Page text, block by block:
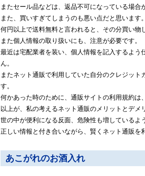
またセール品などは、返品不可になっている場合
また、買いすぎてしまうのも悪い点だと思います。
何円以上で送料無料と言われると、その分買い物
また個人情報の取り扱いにも、注意が必要です。
最近は宅配業者を装い、個人情報を記入するよ
ん。
またネット通販で利用していた自分のクレジッ
す。
何かあった時のために、通販サイトの利用規約は
以上が、私の考えるネット通販のメリットとデメ
世の中が便利になる反面、危険性も増しているよ
正しい情報と付き合いながら、賢くネット通販を
あこがれのお酒入れ